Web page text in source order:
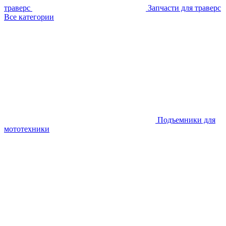
траверс
Запчасти для траверс
Все категории
Подъемники для
мототехники